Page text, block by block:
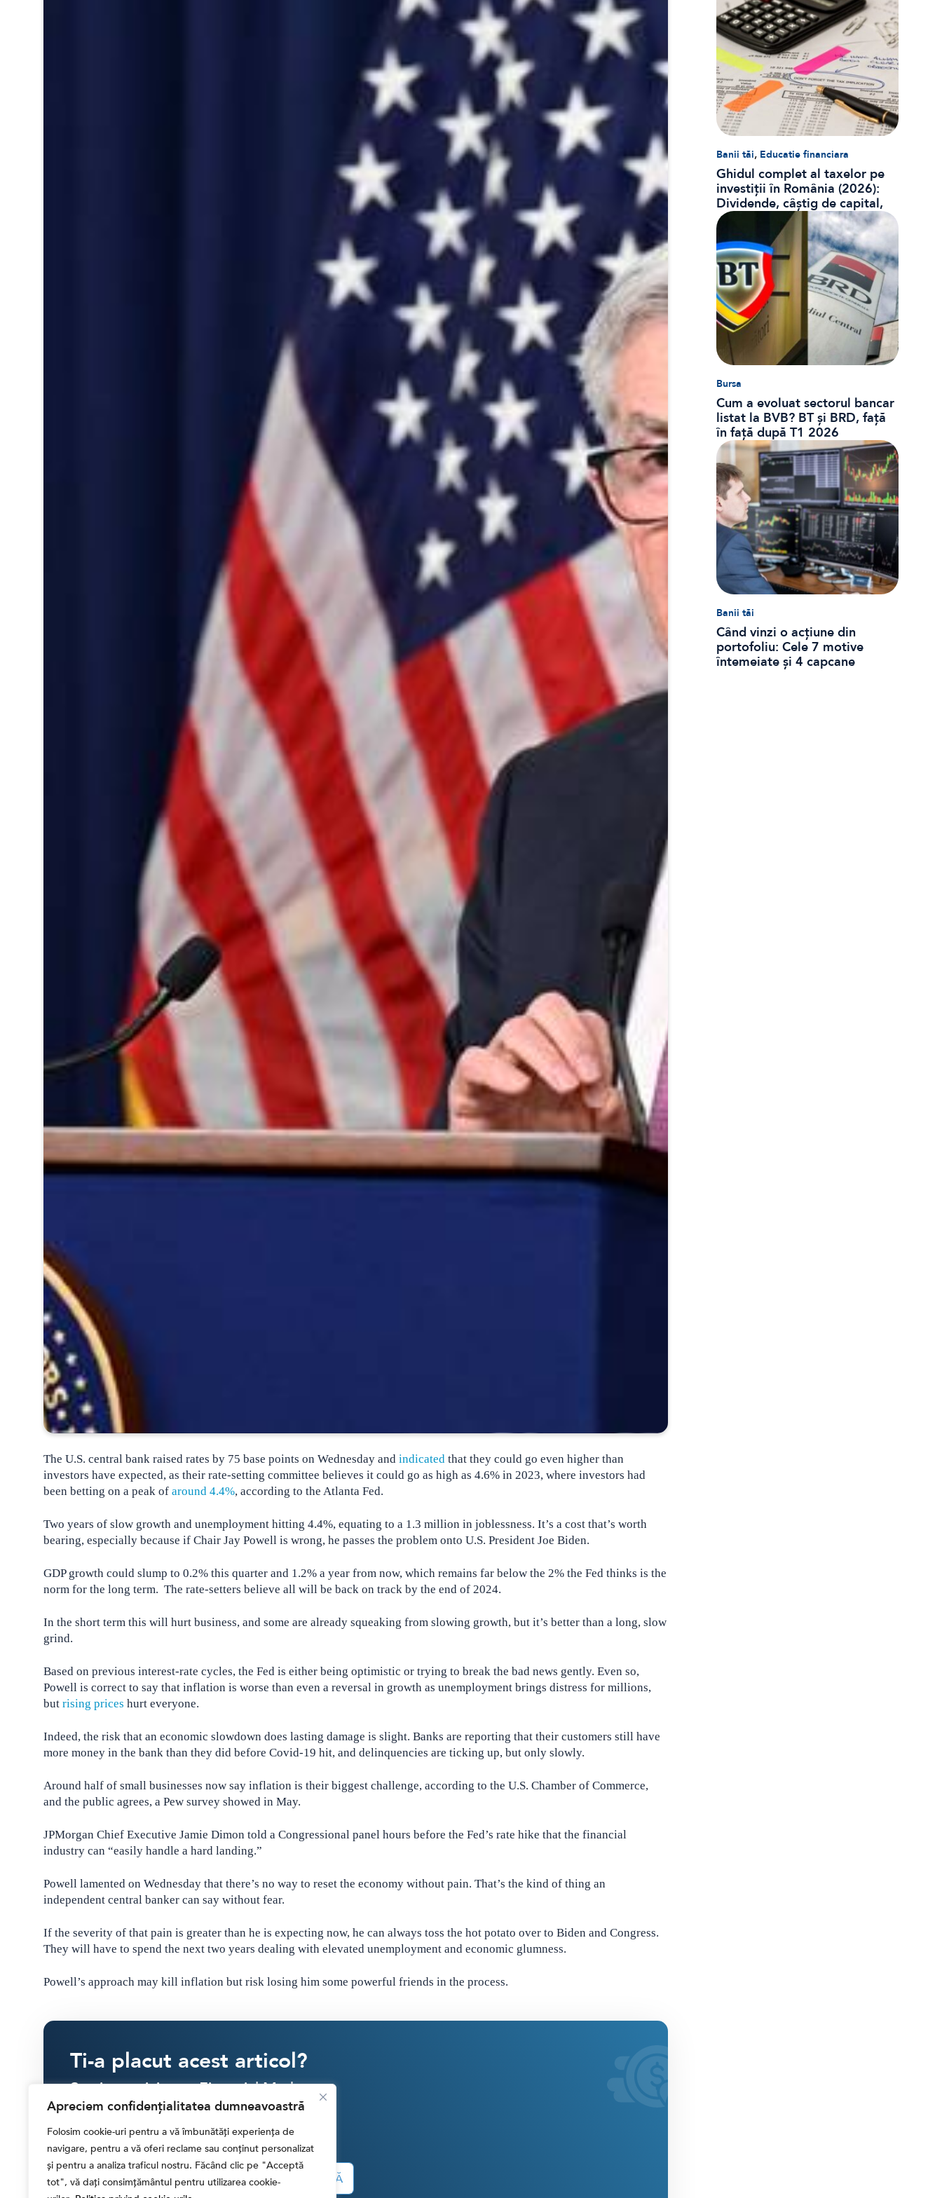
Apreciem confidențialitatea dumneavoastră
Folosim cookie-uri pentru a vă îmbunătăți experiența de
navigare, pentru a vă oferi reclame sau conținut personalizat
și pentru a analiza traficul nostru. Făcând clic pe "Acceptă
tot", vă dați consimțământul pentru utilizarea cookie-
The U.S. central bank raised rates by 75 base points on Wednesday and indicated that they could go even higher than
investors have expected, as their rate-setting committee believes it could go as high as 4.6% in 2023, where investors had
been betting on a peak of around 4.4%, according to the Atlanta Fed.
Two years of slow growth and unemployment hitting 4.4%, equating to a 1.3 million in joblessness. It’s a cost that’s worth
bearing, especially because if Chair Jay Powell is wrong, he passes the problem onto U.S. President Joe Biden.
GDP growth could slump to 0.2% this quarter and 1.2% a year from now, which remains far below the 2% the Fed thinks is the
norm for the long term. The rate-setters believe all will be back on track by the end of 2024.
In the short term this will hurt business, and some are already squeaking from slowing growth, but it’s better than a long, slow
grind.
Based on previous interest-rate cycles, the Fed is either being optimistic or trying to break the bad news gently. Even so,
Powell is correct to say that inflation is worse than even a reversal in growth as unemployment brings distress for millions,
but rising prices hurt everyone.
Indeed, the risk that an economic slowdown does lasting damage is slight. Banks are reporting that their customers still have
more money in the bank than they did before Covid-19 hit, and delinquencies are ticking up, but only slowly.
Around half of small businesses now say inflation is their biggest challenge, according to the U.S. Chamber of Commerce,
and the public agrees, a Pew survey showed in May.
JPMorgan Chief Executive Jamie Dimon told a Congressional panel hours before the Fed’s rate hike that the financial
industry can “easily handle a hard landing.”
Powell lamented on Wednesday that there’s no way to reset the economy without pain. That’s the kind of thing an
independent central banker can say without fear.
If the severity of that pain is greater than he is expecting now, he can always toss the hot potato over to Biden and Congress.
They will have to spend the next two years dealing with elevated unemployment and economic glumness.
Powell’s approach may kill inflation but risk losing him some powerful friends in the process.
Ti-a placut acest articol?
Susține activitatea Financial Market.
SINGULAR LUNAR
30 RON 40 RON 50 RON ALTĂ SUMĂ
Banii tăi, Educatie financiara
Ghidul complet al taxelor pe
investiții în România (2026):
Dividende, câștig de capital,
dobânzi și CASS
Bursa
Cum a evoluat sectorul bancar
listat la BVB? BT și BRD, față
în față după T1 2026
Banii tăi
Când vinzi o acțiune din
portofoliu: Cele 7 motive
întemeiate și 4 capcane